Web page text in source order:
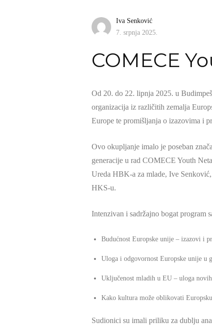
Iva Senković
7. srpnja 2025.
COMECE
Od 20. do 22. lipnja 2025. u
organizacija iz različitih zemalja
Europe te promišljanja o izazovima i
Ovo okupljanje imalo je poseban
generacije u rad COMECE Youth
Ureda HBK-a za mlade, Ive
HKS-u.
Intenzivan i sadržajno bogat program
Budućnost Europske unije – izazovi i
Uloga i odgovornost Europske unije u
Uključenost mladih u EU – uloga
Kako kultura može oblikovati
Sudionici su imali priliku za dublju